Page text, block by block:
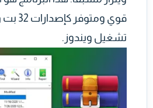
تشغيل ويندوز.